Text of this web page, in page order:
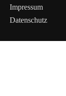
Impressum
Datenschutz